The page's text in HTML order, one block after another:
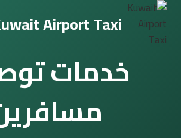
التجاوز
المحتوى
Airport Taxi
خدمات